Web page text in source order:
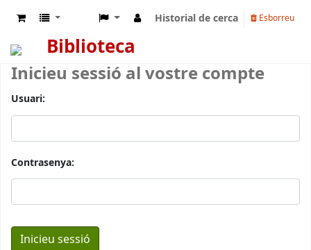
Historial de cerca Esborreu
Biblioteca
Inicieu sessió al vostre compte
Usuari:
Contrasenya: